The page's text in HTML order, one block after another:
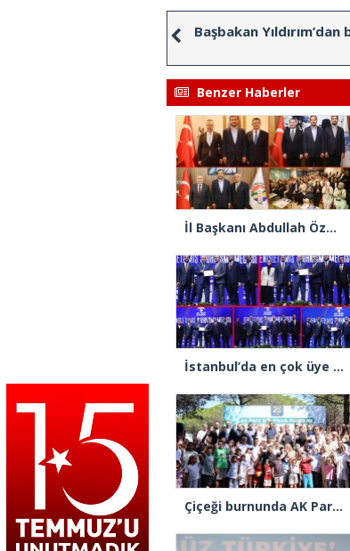
Başbakan
Benzer Haberler
İl Başkanı Abdullah Özdemir: “AK Parti’nin kapısı milletine hizmet etmek isteyen herkese açıktır”
İstanbul’da en çok üye yapan ilçe başkanları beratlarını Cumhurbaşkanı Erdoğan’ın elinden aldı
Çiçeği burnunda AK Parti’li Şile Belediye Başkan Vekili Sacit Terzi, teşkilatlarla piknikte buluştu